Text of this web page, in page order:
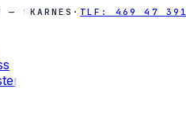
SKARNES · TLF: 469 47 391